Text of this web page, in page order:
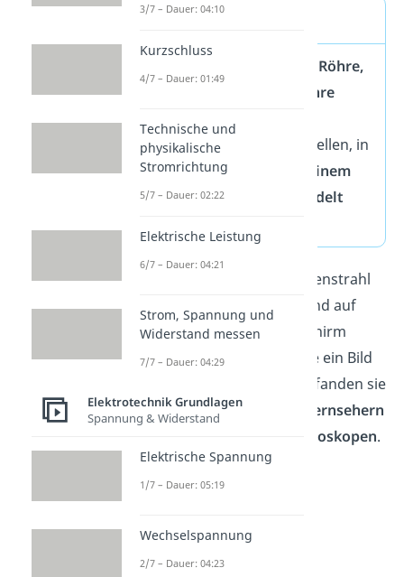
Merke
Braunschen Röhre,
Kathodenstrahlröhre
eineVakuumröhre
vorstellen, in
welcherElektronen zu einem
Elektronenstrahl gebündelt
In ihr wird dieser Elektronenstrahl
anschließend abgelenkt und auf
einen fluoreszierenden Schirm
geleitet, um beispielsweise ein Bild
zu erzeugen. Anwendung fanden sie
vor allem in alten
Röhrenfernsehern
oder auch analogen Oszilloskopen.
3/7 – Dauer: 04:10
Kurzschluss
4/7 – Dauer: 01:49
Technische und
physikalische
Stromrichtung
5/7 – Dauer: 02:22
Elektrische Leistung
6/7 – Dauer: 04:21
Strom, Spannung und
Widerstand messen
7/7 – Dauer: 04:29
Elektrotechnik Grundlagen
Spannung & Widerstand
Elektrische Spannung
1/7 – Dauer: 05:19
Wechselspannung
2/7 – Dauer: 04:23